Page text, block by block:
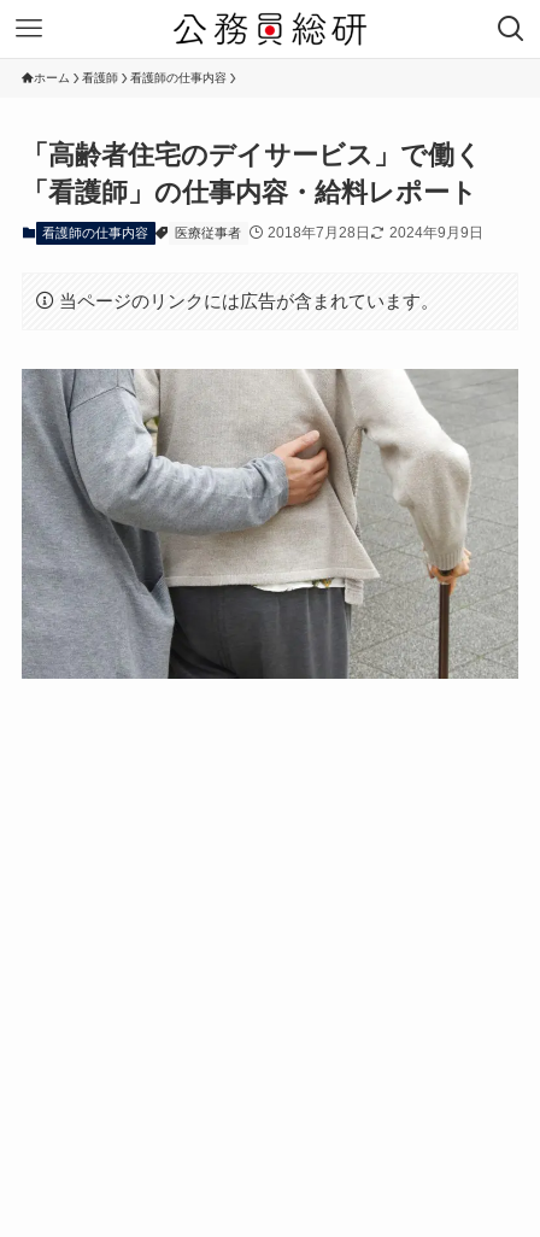
ホーム 看護師 看護師の仕事内容
「高齢者住宅のデイサービス」で働く
「看護師」の仕事内容・給料レポート
看護師の仕事内容 医療従事者 2018年7月28日 2024年9月9日
当ページのリンクには広告が含まれています。